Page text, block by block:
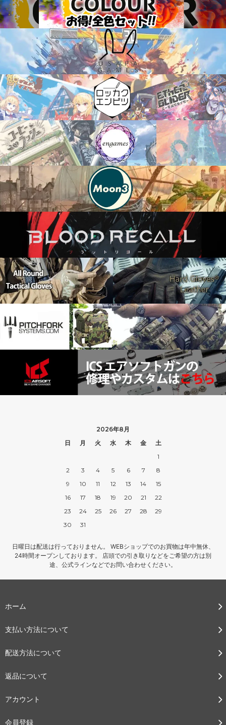
2026年8月
日
月 火 水 木 金
土
1
2
3 4 5 6 7
8
9
10 11 12 13 14
15
16
17 18 19 20 21
22
23
24 25 26 27 28
29
30
31
日曜日は配送は行っておりません。 WEBショップでのお買物は年中無休、
24時間オープンしております。 店頭での引き取りなどをご希望の方は別
途、公式ラインなどでお問い合わせください。
ホーム
支払い方法について
配送方法について
返品について
アカウント
会員登録